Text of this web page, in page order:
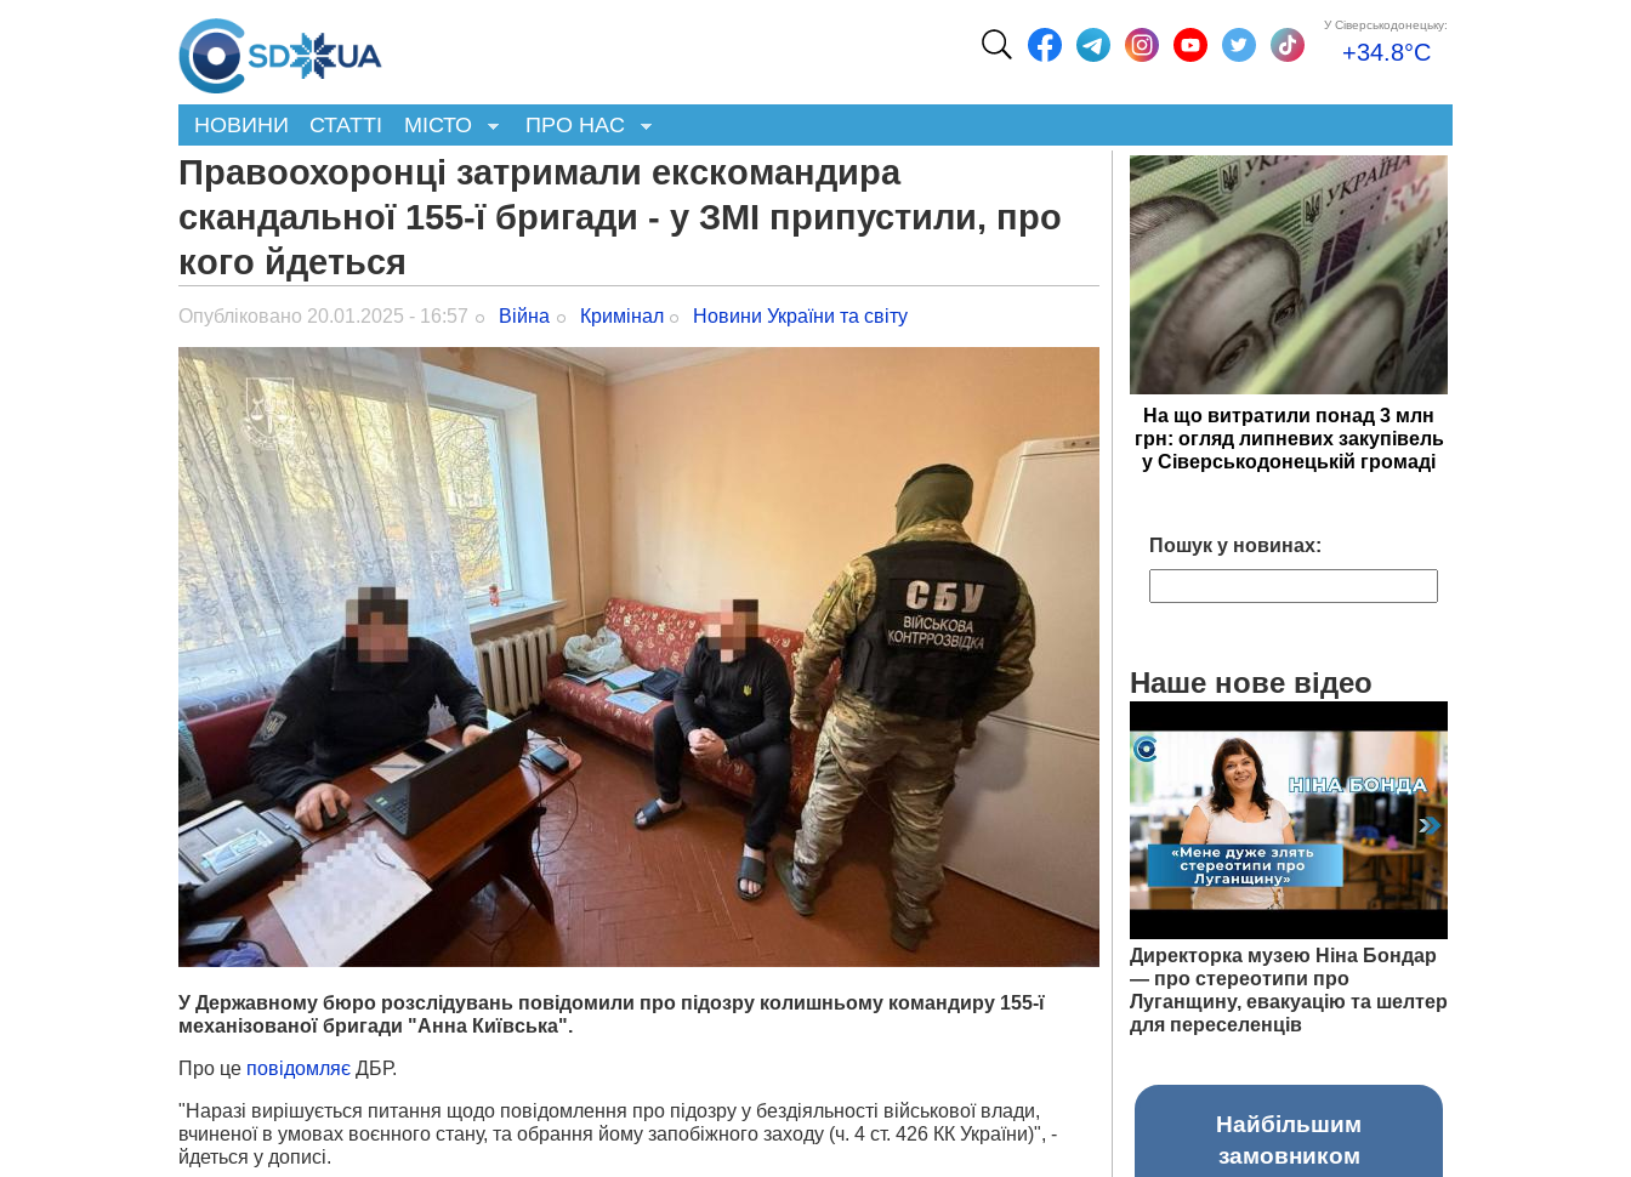
У Сіверськодонецьку:
+34.8°C
НОВИНИ СТАТТІ МІСТО ПРО НАС
Правоохоронці затримали екскомандира
скандальної 155-ї бригади - у ЗМІ припустили, про
кого йдеться
Опубліковано 20.01.2025 - 16:57 Війна Кримінал Новини України та світу
У Державному бюро розслідувань повідомили про підозру колишньому командиру 155-ї
механізованої бригади "Анна Київська".
Про це повідомляє ДБР.
"Наразі вирішується питання щодо повідомлення про підозру у бездіяльності військової влади,
вчиненої в умовах воєнного стану, та обрання йому запобіжного заходу (ч. 4 ст. 426 КК України)", -
йдеться у дописі.
На що витратили понад 3 млн
грн: огляд липневих закупівель
у Сіверськодонецькій громаді
Пошук у новинах:
Наше нове відео
Директорка музею Ніна Бондар
— про стереотипи про
Луганщину, евакуацію та шелтер
для переселенців
Найбільшим
замовником